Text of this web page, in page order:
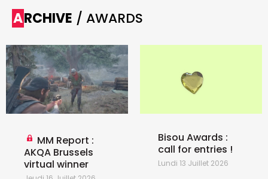
ARCHIVE / AWARDS
MM Report :
AKQA Brussels
virtual winner
Bisou Awards :
call for entries !
Lundi 13 Juillet 2026